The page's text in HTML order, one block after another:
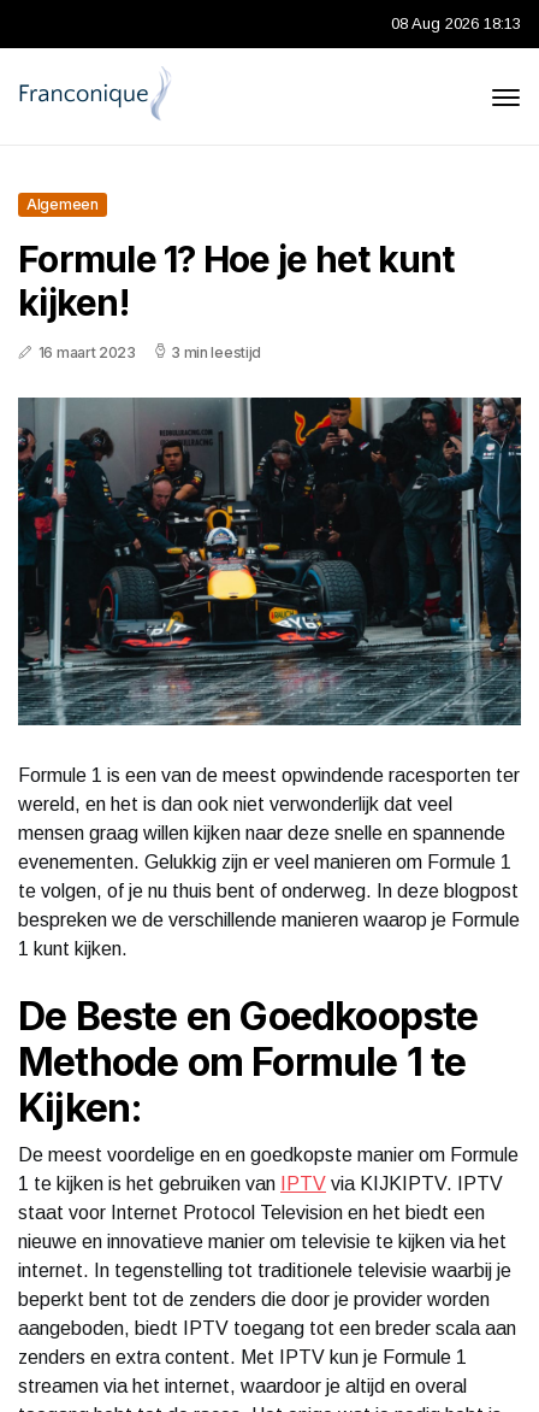
08 Aug 2026 18:13
Algemeen
Formule 1? Hoe je het kunt
kijken!
16 maart 2023 3 min leestijd
Formule 1 is een van de meest opwindende racesporten ter
wereld, en het is dan ook niet verwonderlijk dat veel
mensen graag willen kijken naar deze snelle en spannende
evenementen. Gelukkig zijn er veel manieren om Formule 1
te volgen, of je nu thuis bent of onderweg. In deze blogpost
bespreken we de verschillende manieren waarop je Formule
1 kunt kijken.
De Beste en Goedkoopste
Methode om Formule 1 te
Kijken:
De meest voordelige en en goedkopste manier om Formule
1 te kijken is het gebruiken van
IPTV via KIJKIPTV. IPTV
staat voor Internet Protocol Television en het biedt een
nieuwe en innovatieve manier om televisie te kijken via het
internet. In tegenstelling tot traditionele televisie waarbij je
beperkt bent tot de zenders die door je provider worden
aangeboden, biedt IPTV toegang tot een breder scala aan
zenders en extra content. Met IPTV kun je Formule 1
streamen via het internet, waardoor je altijd en overal